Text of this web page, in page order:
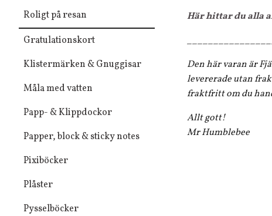
Roligt på resan
Gratulationskort
Klistermärken & Gnuggisar
Måla med vatten
Papp- & Klippdockor
Papper, block & sticky notes
Pixiböcker
Plåster
Pysselböcker
Här hittar du alla
Den här varan är
levererade utan
fraktfritt om du
Allt gott!
Mr Humblebee